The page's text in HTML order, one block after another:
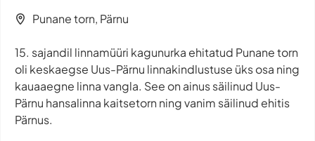
Punane torn, Pärnu
15. sajandil linnamüüri kagunurka ehitatud Punane torn
oli keskaegse Uus-Pärnu linnakindlustuse üks osa ning
kauaaegne linna vangla. See on ainus säilinud Uus-
Pärnu hansalinna kaitsetorn ning vanim säilinud ehitis
Pärnus.